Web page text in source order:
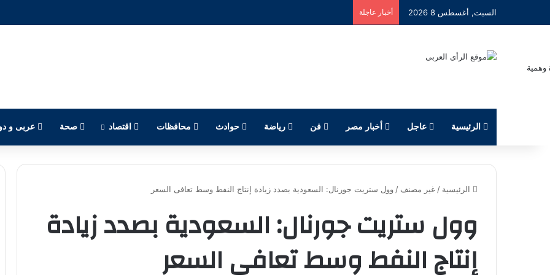
السبت, أغسطس 8 2026 أخبار عاجلة
الرئيسية عاجل أخبار مصر فن رياضة حوادث محافظات اقتصاد صحة عربى و
الرئيسية / غير مصنف / وول ستريت جورنال: السعودية بصدد زيادة إنتاج النفط وسط تعافى السعر
وول ستريت جورنال: السعودية بصدد زيادة
إنتاج النفط وسط تعافى السعر